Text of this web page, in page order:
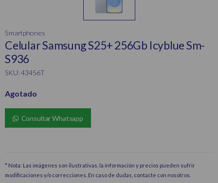
Smartphones
Celular Samsung S25+ 256Gb Icyblue Sm-
S936
SKU: 43456T
Agotado
Consultar Whatsapp
* Nota: Las imágenes son ilustrativas, la información y precios pueden sufrir
modificaciones y/o correcciones. En caso de dudas, contacte con nosotros.